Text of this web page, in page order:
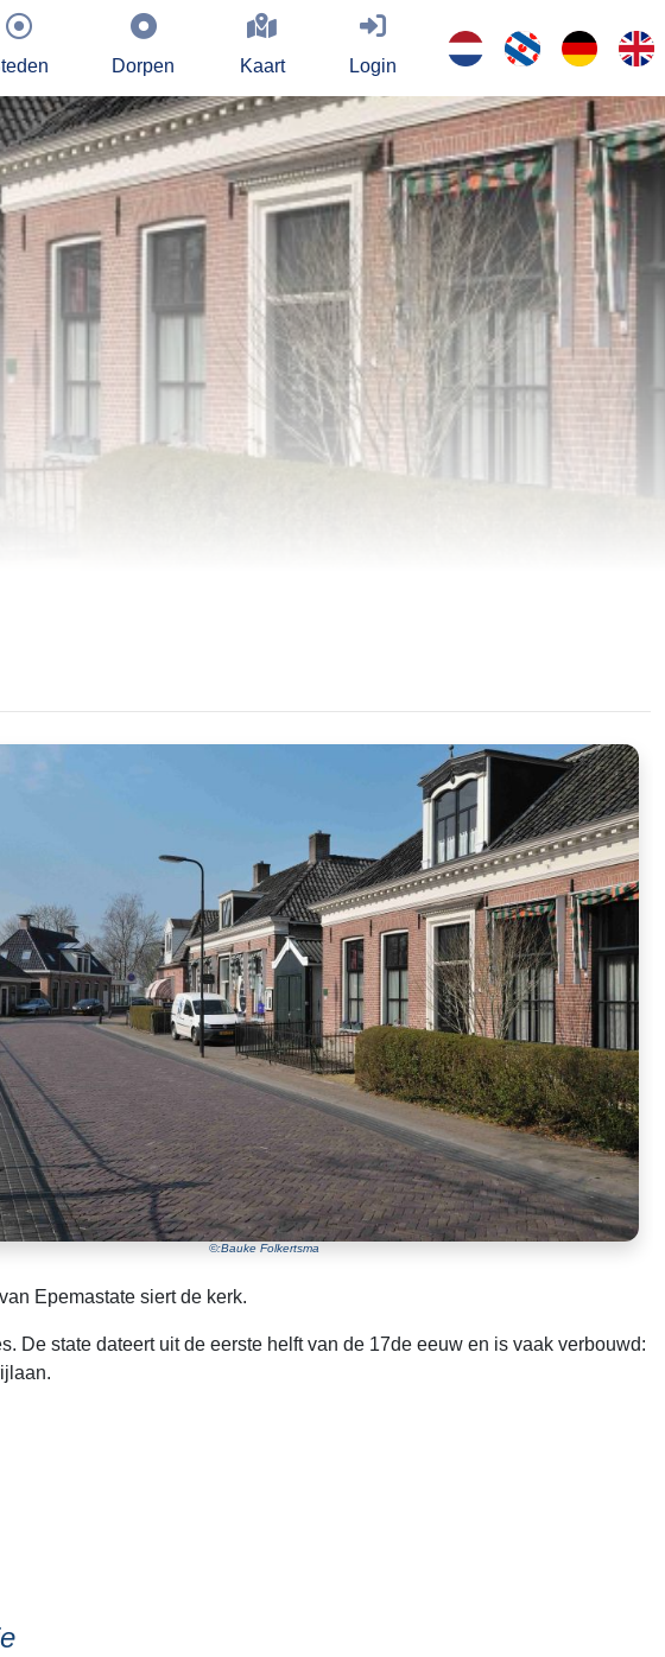
Dorpen Kaart Login
©:Bauke Folkertsma
Epemastate siert de kerk.
state dateert uit de eerste helft van de 17de eeuw en is vaak verbouwd: